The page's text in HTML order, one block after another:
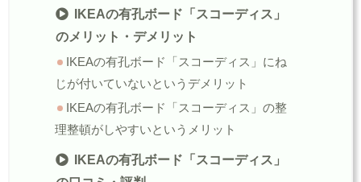
IKEAの有孔ボード「スコーディス」
のメリット・デメリット
IKEAの有孔ボード「スコーディス」にね
じが付いていないというデメリット
IKEAの有孔ボード「スコーディス」の整
理整頓がしやすいというメリット
IKEAの有孔ボード「スコーディス」